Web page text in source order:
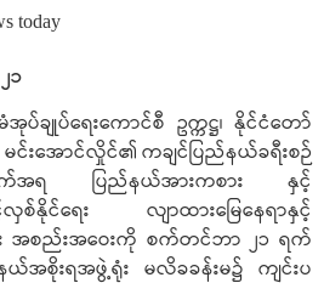
today
၁
ပ်ချုပ်ရေးကောင်စီ ဥက္ကဋ္ဌ၊ နိုင်ငံတော်
မင်းအောင်လှိုင်၏ ကချင်ပြည်နယ်ခရီးစဉ်
ချက်အရ ပြည်နယ်အားကစား နှင့်
လှစ်နိုင်ရေး လျာထားမြေနေရာနှင့်
အစည်းအဝေးကို စက်တင်ဘာ ၂၁ ရက်
စိုးရအဖွဲ့ရုံး မလိခခန်းမ၌ ကျင်းပ